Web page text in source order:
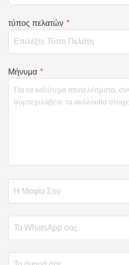
τύπος πελατών *
Μήνυμα *